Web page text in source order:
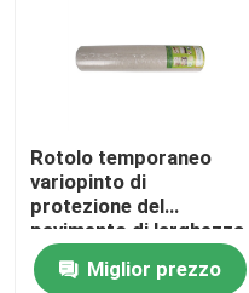
Rotolo temporaneo
variopinto di
protezione del
pavimento di larghezza
824mm di lunghezza
23m
Miglior prezzo